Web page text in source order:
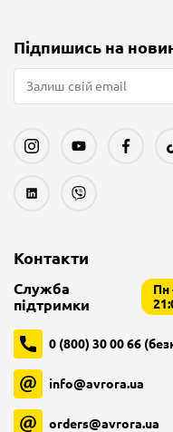
Підпишись на
Контакти
Служба
підтримки
Пн
0 (800) 30 00 66
info@avrora.ua
orders@avrora.ua